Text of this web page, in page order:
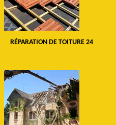
RÉPARATION DE TOITURE 24